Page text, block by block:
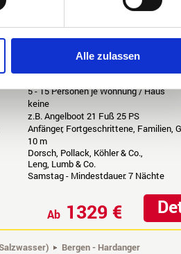
Alle zulassen
Sie
und ein traumhaftes
tolle Boote (auch führerscheinfreie)
Außengelände mit Panoramablick.
offen!
2
5 - 15 Personen je Wohnung / Haus
keine
z.B. Angelboot 21 Fuß 25 PS
Anfänger, Fortgeschrittene, Familien,
10 m
Dorsch, Pollack, Köhler & Co.,
Leng, Lumb & Co.
Samstag - Mindestdauer: 7 Nächte
Ab 1329 €
Bergen - Hardanger